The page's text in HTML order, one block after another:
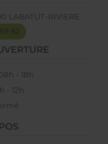
LABATUT-RIVIERE
- 18h
- 12h